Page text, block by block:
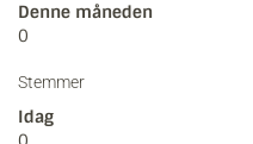
Denne måneden
0
Stemmer
Idag